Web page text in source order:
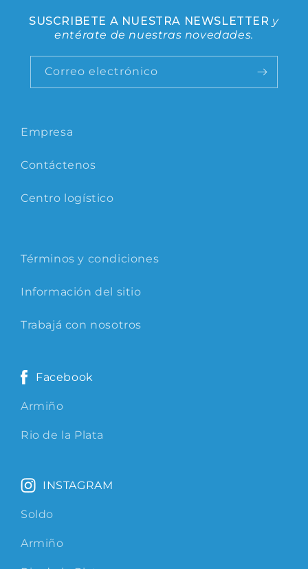
Empresa
Contáctenos
Centro logístico
Términos y condiciones
Información del sitio
Trabajá con nosotros
Facebook
Armiño
Rio de la Plata
INSTAGRAM
Soldo
Armiño
SUSCRIBETE A NUESTRA NEWSLETTER y
entérate de nuestras novedades.
Correo electrónico